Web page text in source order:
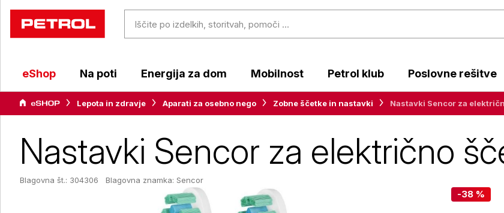
eShop Na poti Energija za dom Mobilnost Petrol klub Poslovne rešitve
Lepota in zdravje Aparati za osebno nego Zobne ščetke in nastavki Nastavki Sencor za
Nastavki Sencor za električno
Blagovna št.: 304306 Blagovna znamka: Sencor
-38 %